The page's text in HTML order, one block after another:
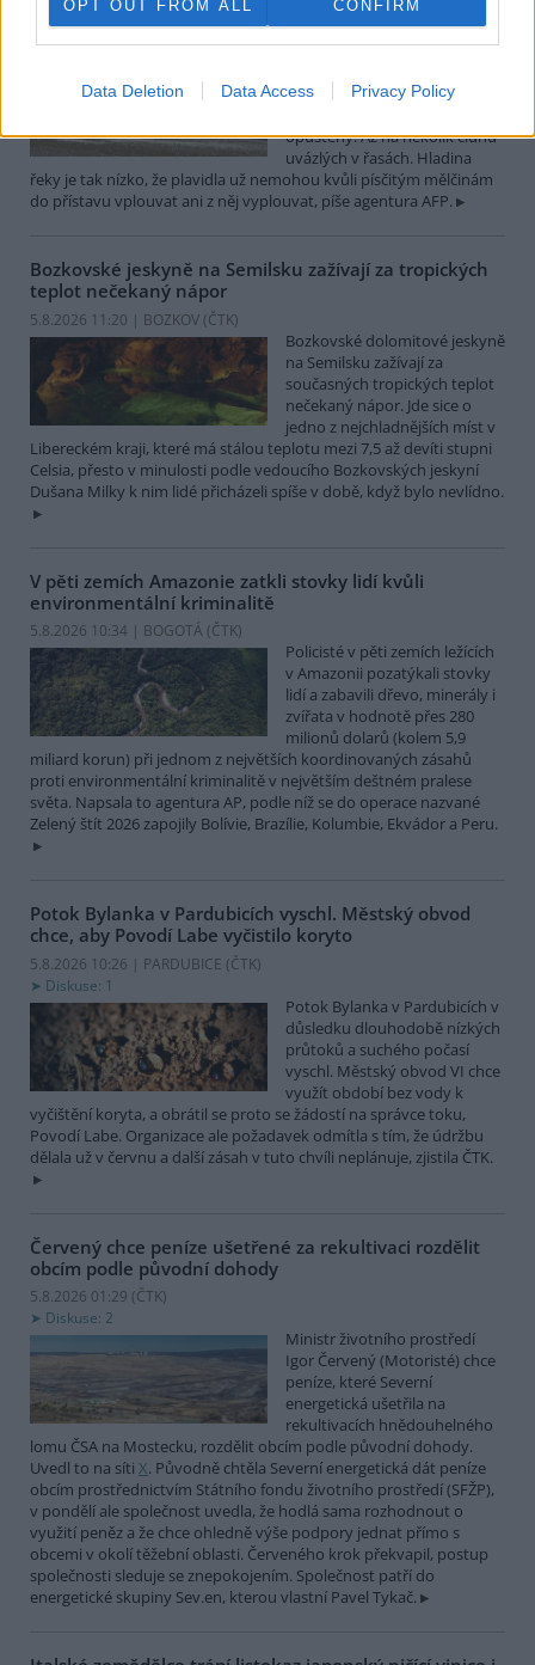
OPT OUT FROM ALL CONFIRM
Data Deletion Data Access Privacy Policy
5.8.2026 15:37 | BUKUREŠŤ (ČTK)
Diskuse: 17
rumunském městě Corabia,
opuštěný. Až na několik člunů
uvázlých v řasách. Hladina
řeky je tak nízko, že plavidla už nemohou kvůli písčitým mělčinám
do přístavu vplouvat ani z něj vyplouvat, píše agentura AFP.
Bozkovské jeskyně na Semilsku zažívají za tropických
teplot nečekaný nápor
5.8.2026 11:20 | BOZKOV (ČTK)
Bozkovské dolomitové jeskyně
na Semilsku zažívají za
současných tropických teplot
nečekaný nápor. Jde sice o
jedno z nejchladnějších míst v
Libereckém kraji, které má stálou teplotu mezi 7,5 až devíti stupni
Celsia, přesto v minulosti podle vedoucího Bozkovských jeskyní
Dušana Milky k nim lidé přicházeli spíše v době, když bylo nevlídno.
V pěti zemích Amazonie zatkli stovky lidí kvůli
environmentální kriminalitě
5.8.2026 10:34 | BOGOTÁ (ČTK)
Policisté v pěti zemích ležících
v Amazonii pozatýkali stovky
lidí a zabavili dřevo, minerály i
zvířata v hodnotě přes 280
milionů dolarů (kolem 5,9
miliard korun) při jednom z největších koordinovaných zásahů
proti environmentální kriminalitě v největším deštném pralese
světa. Napsala to agentura AP, podle níž se do operace nazvané
Zelený štít 2026 zapojily Bolívie, Brazílie, Kolumbie, Ekvádor a Peru.
Potok Bylanka v Pardubicích vyschl. Městský obvod
chce, aby Povodí Labe vyčistilo koryto
5.8.2026 10:26 | PARDUBICE (ČTK)
Diskuse: 1
Potok Bylanka v Pardubicích v
důsledku dlouhodobě nízkých
průtoků a suchého počasí
vyschl. Městský obvod VI chce
využít období bez vody k
vyčištění koryta, a obrátil se proto se žádostí na správce toku,
Povodí Labe. Organizace ale požadavek odmítla s tím, že údržbu
dělala už v červnu a další zásah v tuto chvíli neplánuje, zjistila ČTK.
Červený chce peníze ušetřené za rekultivaci rozdělit
obcím podle původní dohody
5.8.2026 01:29 (ČTK)
Diskuse: 2
Ministr životního prostředí
Igor Červený (Motoristé) chce
peníze, které Severní
energetická ušetřila na
rekultivacích hnědouhelného
lomu ČSA na Mostecku, rozdělit obcím podle původní dohody.
Uvedl to na síti X. Původně chtěla Severní energetická dát peníze
obcím prostřednictvím Státního fondu životního prostředí (SFŽP),
v pondělí ale společnost uvedla, že hodlá sama rozhodnout o
využití peněz a že chce ohledně výše podpory jednat přímo s
obcemi v okolí těžební oblasti. Červeného krok překvapil, postup
společnosti sleduje se znepokojením. Společnost patří do
energetické skupiny Sev.en, kterou vlastní Pavel Tykač.